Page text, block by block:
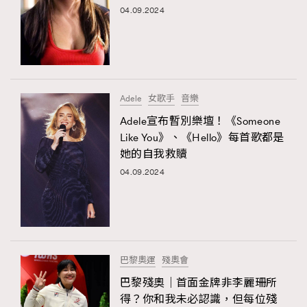
04.09.2024
Adele 女歌手 音樂
Adele宣布暫別樂壇！《Someone
Like You》、《Hello》每首歌都是
她的自我救贖
04.09.2024
巴黎奧運 殘奧會
巴黎殘奧｜首面金牌非李麗珊所
得？你和我未必認識，但每位殘